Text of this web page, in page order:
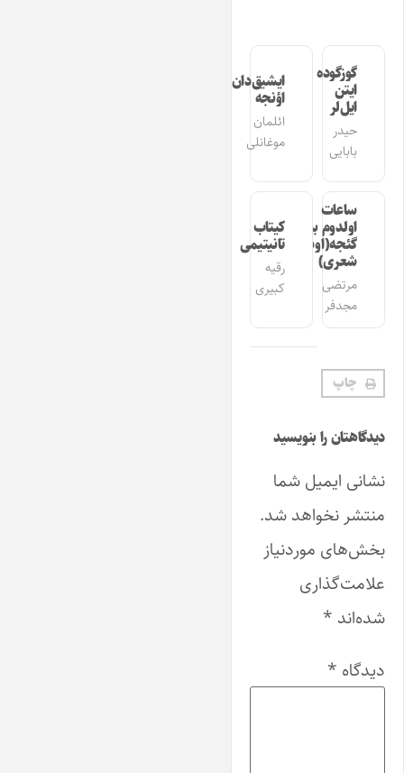
گوزگوده
ایتن
ایل‌لر
حیدر
بابایی
ایشیق‌دان
اؤنجه
ائلمان
موغانلی
ساعات
اولدوم بیر
گئجه(اوشاق
شعری)
مرتضی
مجدفر
کیتاب
تانیتیمی
رقیه
کبیری
چاپ
دیدگاهتان را بنویسید
نشانی ایمیل شما
منتشر نخواهد شد.
بخش‌های موردنیاز
علامت‌گذاری
شده‌اند *
دیدگاه *